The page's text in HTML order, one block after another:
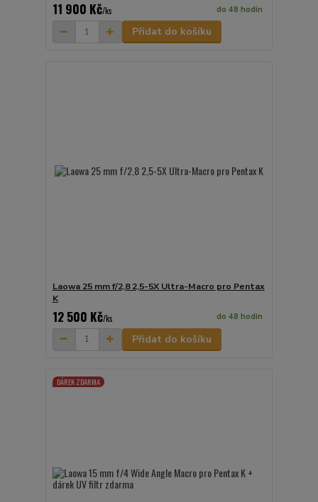
11 900 Kč/ks do 48 hodin
Přidat do košíku
Laowa 25 mm f/2,8 2,5-5X Ultra-Macro pro Pentax
K
12 500 Kč/ks do 48 hodin
Přidat do košíku
DÁREK ZDARMA